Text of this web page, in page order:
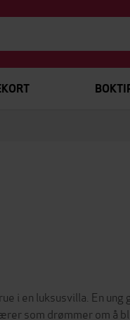
i en luksusvilla. En
som drømmer om å